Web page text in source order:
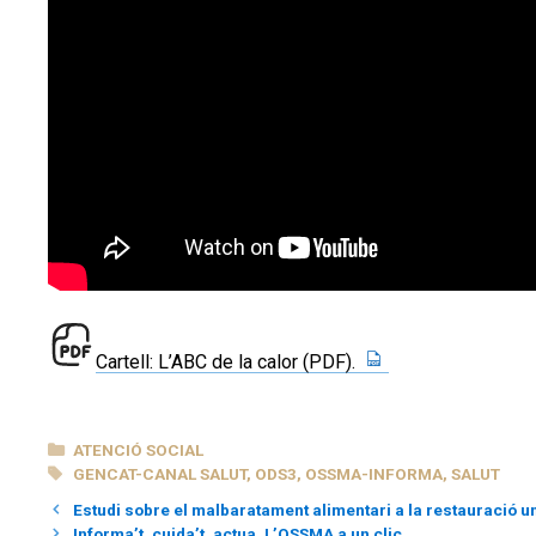
Cartell: L’ABC de la calor (PDF).
CATEGORIES
ATENCIÓ SOCIAL
ETIQUETES
GENCAT-CANAL SALUT, ODS3, OSSMA-INFORMA,SALUT
Estudi sobre el malbaratament alimentari a la restauració